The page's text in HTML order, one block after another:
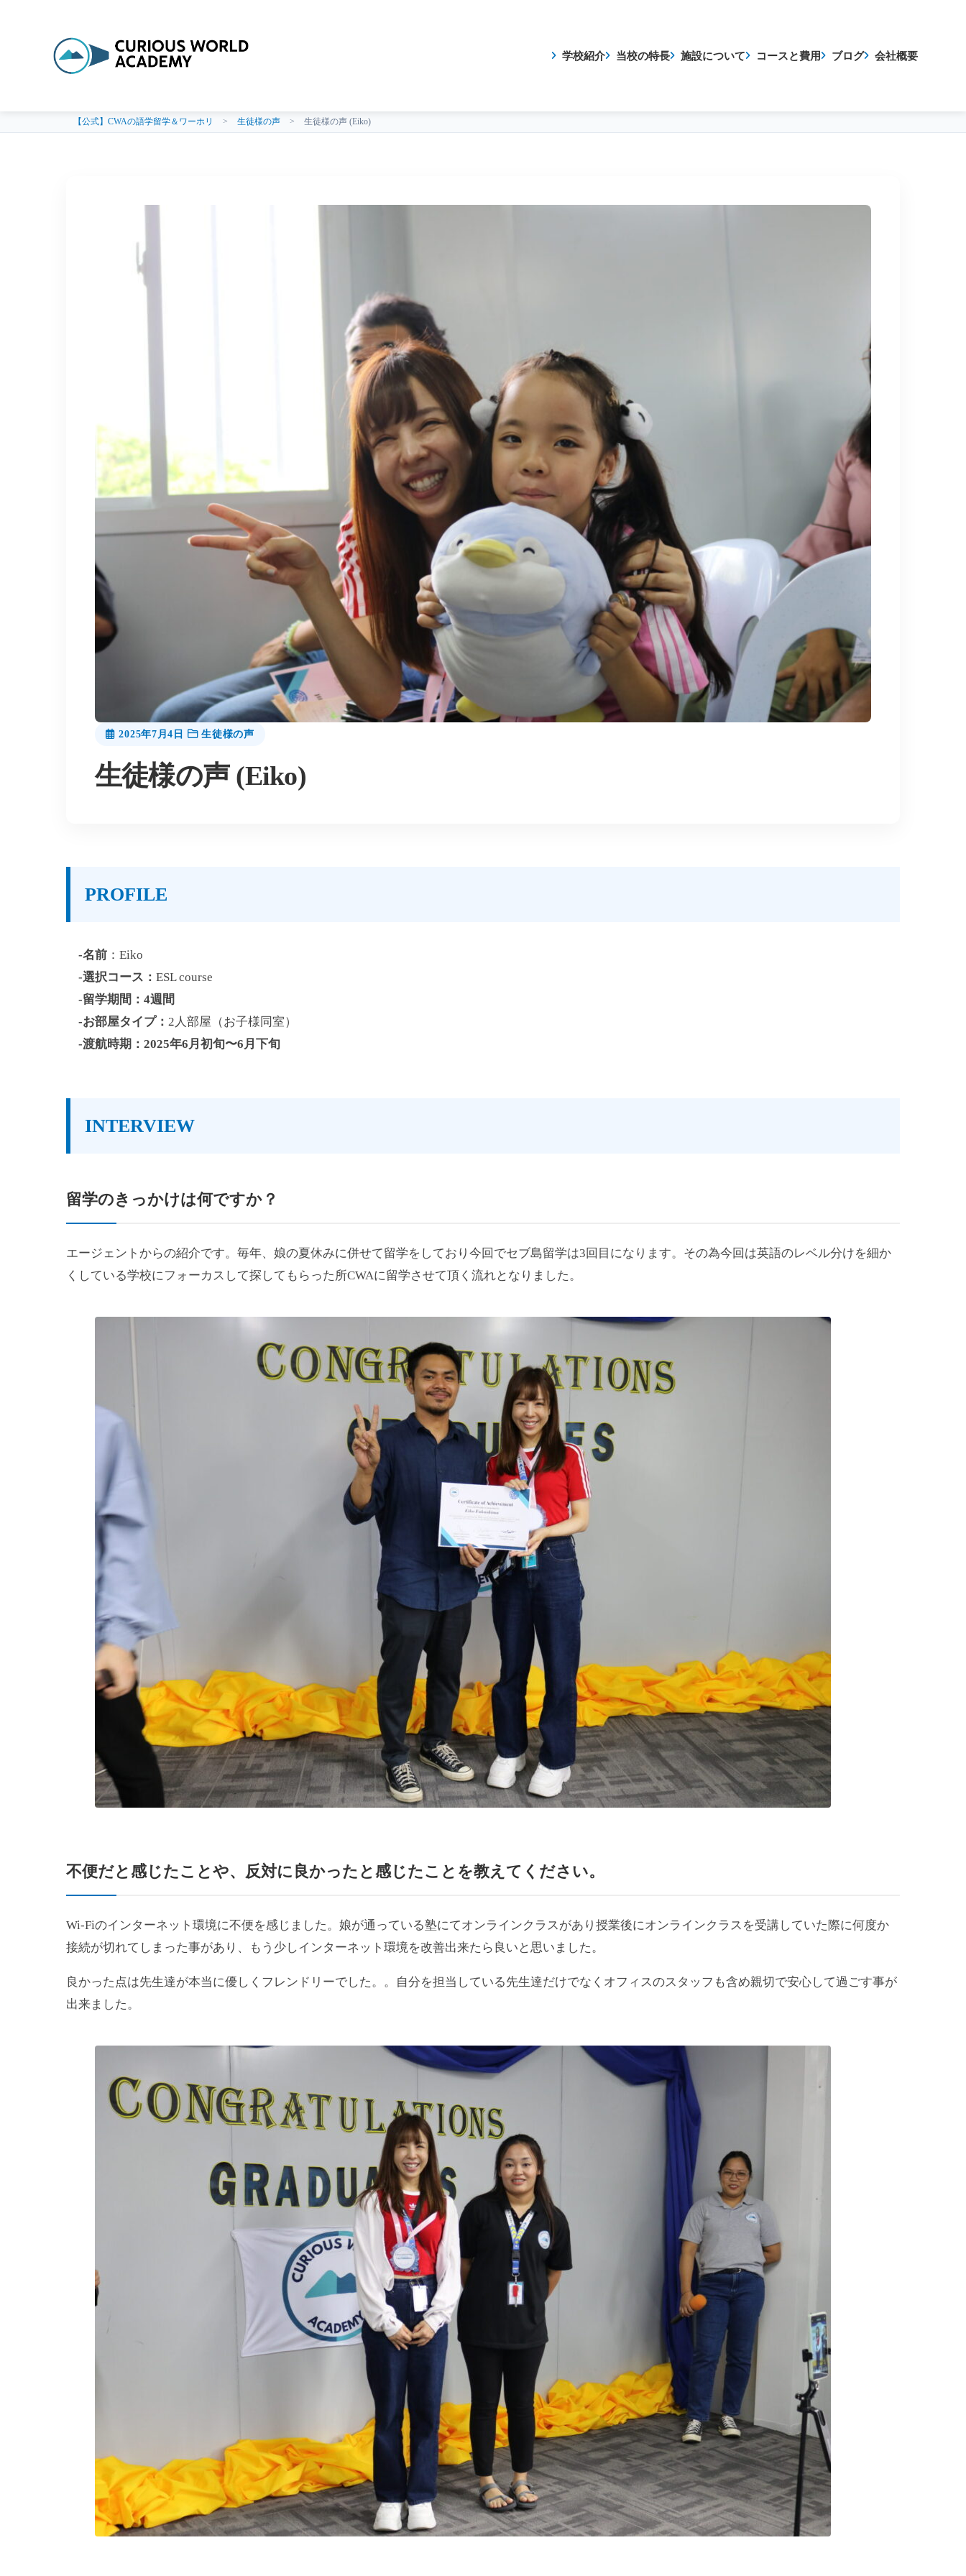
学校紹介 当校の特長 施設について コースと費用 ブログ 会社概要
【公式】CWAの語学留学＆ワーホリ > 生徒様の声 > 生徒様の声 (Eiko)
2025年7月4日 生徒様の声
生徒様の声 (Eiko)
PROFILE
-名前 ：Eiko
-選択コース： ESL course
-留学期間：4週間
-お部屋タイプ： 2人部屋（お子様同室）
-渡航時期：2025年6月初旬〜6月下旬
INTERVIEW
留学のきっかけは何ですか？
エージェントからの紹介です。毎年、娘の夏休みに併せて留学をしており今回でセブ島留学は3回目になります。その為今回は英語のレベル分けを細か
くしている学校にフォーカスして探してもらった所CWAに留学させて頂く流れとなりました。
不便だと感じたことや、 反対に良かったと感じたことを教えてください。
Wi-Fiのインターネット環境に不便を感じました。娘が通っている塾にてオンラインクラスがあり授業後にオンラインクラスを受講していた際に何度か
接続が切れてしまった事があり、もう少しインターネット環境を改善出来たら良いと思いました。
良かった点は先生達が本当に優しくフレンドリーでした。。自分を担当している先生達だけでなくオフィスのスタッフも含め親切で安心して過ごす事が
出来ました。